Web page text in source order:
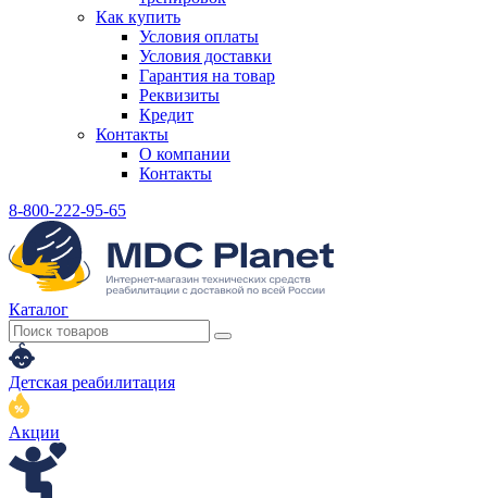
Как купить
Условия оплаты
Условия доставки
Гарантия на товар
Реквизиты
Кредит
Контакты
О компании
Контакты
8-800-222-95-65
Каталог
Детская реабилитация
Акции